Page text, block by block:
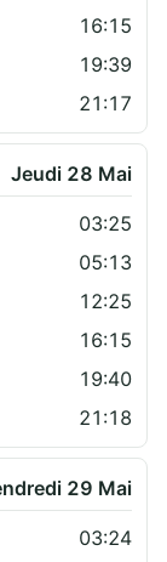
16:15
19:39
21:17
Jeudi 28 Mai
03:25
05:13
12:25
16:15
19:40
21:18
29 Mai
03:24